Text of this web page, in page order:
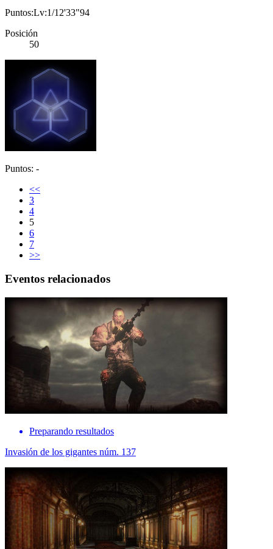
Puntos:Lv:1/12'33"94
Posición
50
Puntos: -
<<
3
4
5
6
7
>>
Eventos relacionados
Preparando resultados
Invasión de los gigantes núm. 137